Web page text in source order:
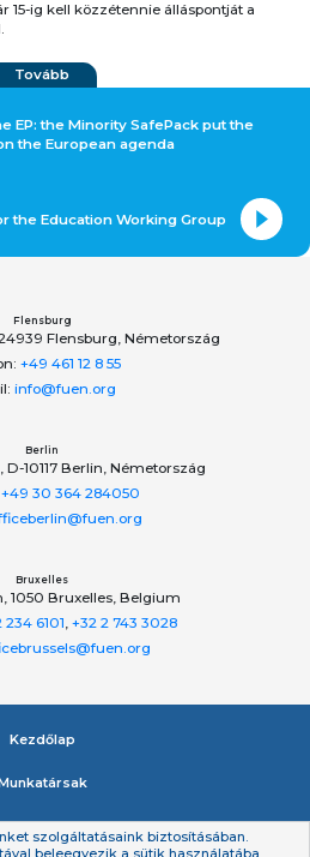
15-ig kell közzétennie álláspontját a
Tovább
EP: the Minority SafePack put the
the European agenda
the Education Working Group
Flensburg
Flensburg, Németország
+49 461 12 8 55
info@fuen.org
Berlin
10117 Berlin, Németország
+49 30 364 284050
Bruxelles
1050 Bruxelles, Belgium
234 6101, +32 2 743 3028
Kezdőlap
szolgáltatásaink biztosításában.
beleegyezik a sütik használatába.